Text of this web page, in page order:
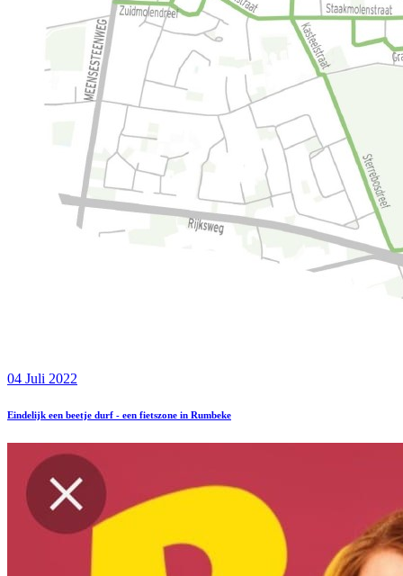
04 Juli 2022
Eindelijk een beetje durf - een fietszone in Rumbeke